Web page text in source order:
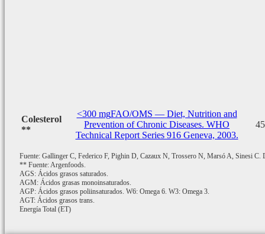
Colesterol
**
<300 mgFAO/OMS — Diet, Nutrition and
Prevention of Chronic Diseases. WHO
Technical Report Series 916 Geneva, 2003.
Fuente: Gallinger C, Federico F, Pighin D, Cazaux N, Trossero N, Marsó A, Sinesi
** Fuente: Argenfoods.
AGS: Ácidos grasos saturados.
AGM: Ácidos grasas monoinsaturados.
AGP: Ácidos grasos poliinsaturados. W6: Omega 6. W3: Omega 3.
AGT: Ácidos grasos trans.
Energía Total (ET)